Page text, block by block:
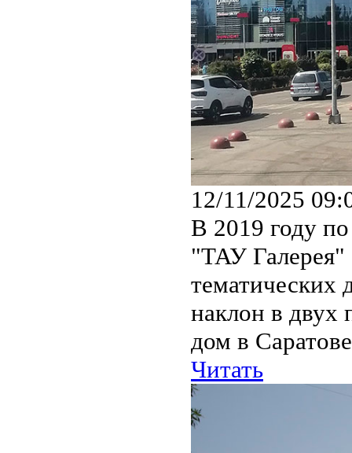
12/11/2025
В 2019 году
"ТАУ Галерея"
тематических
наклон в двух
дом в
Читать